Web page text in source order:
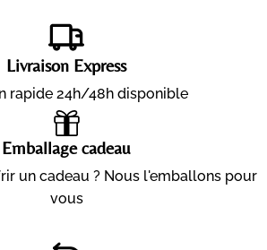
Livraison Express
rapide 24h/48h disponible
Emballage cadeau
un cadeau ? Nous l'emballons pour
vous